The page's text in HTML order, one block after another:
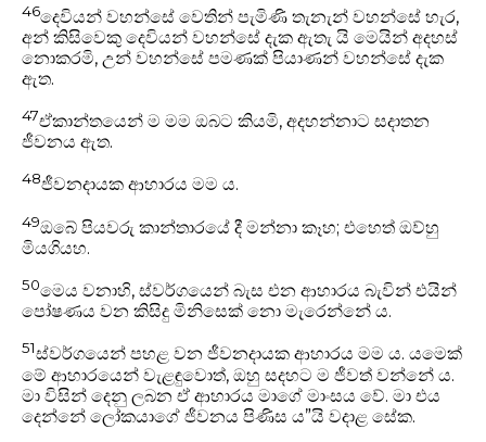
46දෙවියන් වහන්සේ වෙතින් පැමිණි තැනැන් වහන්සේ හැර,
අන් කිසිවෙකු දෙවියන් වහන්සේ දැක ඇතැ යි මෙයින් අදහස්
නොකරමි, උන් වහන්සේ පමණක් පියාණන් වහන්සේ දැක
ඇත.
47ඒකාන්තයෙන් ම මම ඔබට කියමි, අදහන්නාට සදාතන
ජීවනය ඇත.
48ජීවනදායක ආහාරය මම ය.
49ඔබේ පියවරු කාන්තාරයේ දී මන්නා කෑහ; එහෙත් ඔව්හු
මියගියහ.
50මෙය වනාහි, ස්වර්ගයෙන් බැස එන ආහාරය බැවින් එයින්
පෝෂණය වන කිසිදු මිනිසෙක් නො මැරෙන්නේ ය.
51ස්වර්ගයෙන් පහළ වන ජීවනදායක ආහාරය මම ය. යමෙක්
මේ ආහාරයෙන් වැළඳුවොත්, ඔහු සදහට ම ජීවත් වන්නේ ය.
මා විසින් දෙනු ලබන ඒ ආහාරය මාගේ මාංසය වේ. මා එය
දෙන්නේ ලෝකයාගේ ජීවනය පිණිස ය”යි වදාළ සේක.